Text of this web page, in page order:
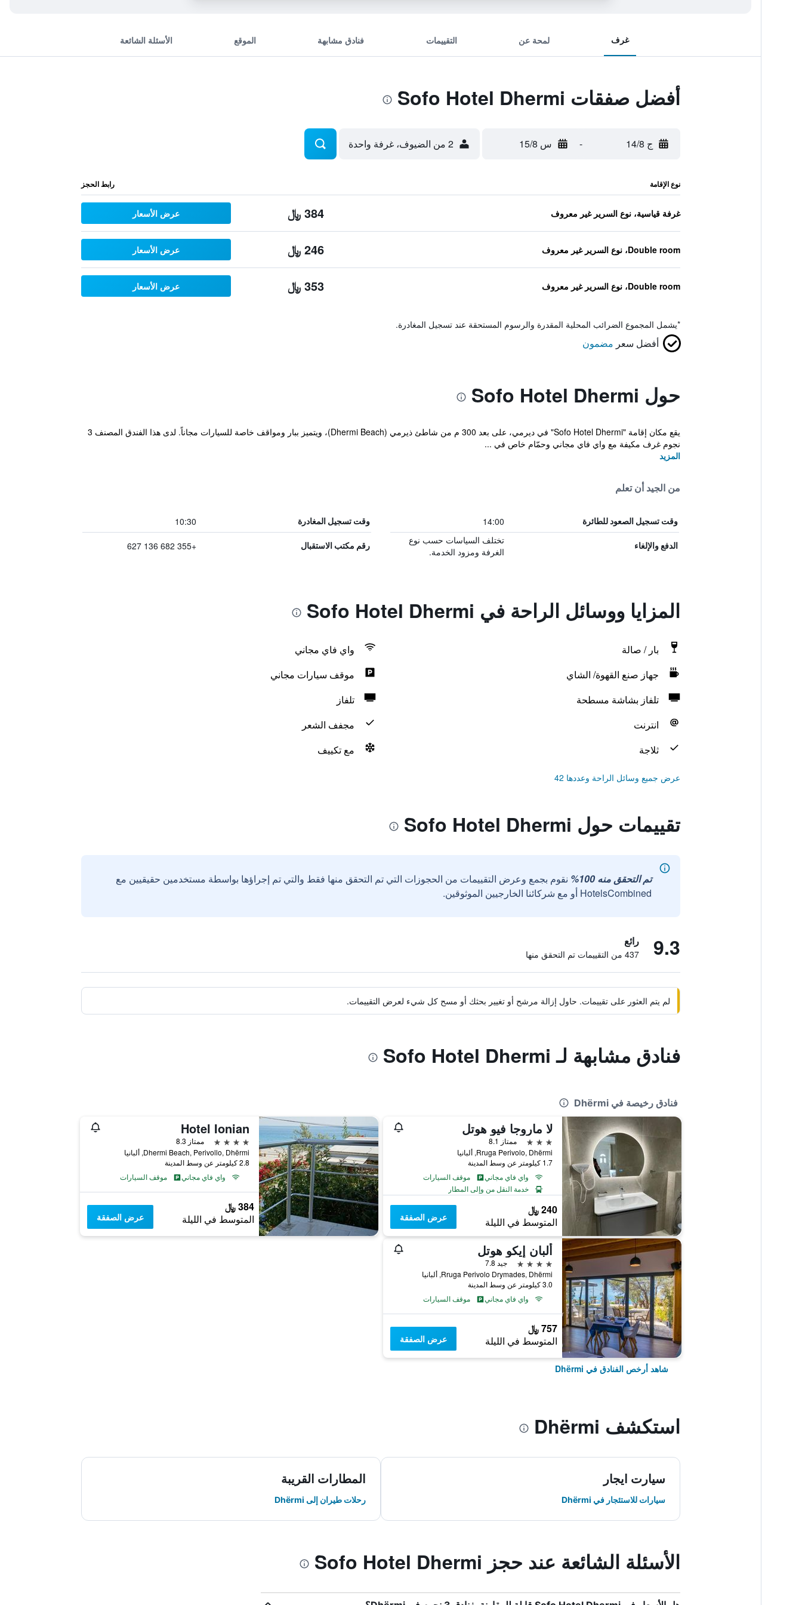
غرف لمحة عن التقييمات فنادق مشابهة الموقع الأسئلة الشائعة
أفضل صفقات Sofo Hotel Dhermi
ج 14/8 - س 15/8 2 من الضيوف، غرفة واحدة
نوع الإقامة رابط الحجز
غرفة قياسية، نوع السرير غير معروف 384 ﷼ عرض الأسعار
Double room، نوع السرير غير معروف 246 ﷼ عرض الأسعار
Double room، نوع السرير غير معروف 353 ﷼ عرض الأسعار
*يشمل المجموع الضرائب المحلية المقدرة والرسوم المستحقة عند تسجيل المغادرة.
أفضل سعر مضمون
حول Sofo Hotel Dhermi
يقع مكان إقامة "Sofo Hotel Dhermi" في ديرمي، على بعد 300 م من شاطئ ذيرمي (Dhermi Beach)، ويتميز ببار ومواقف خاصة للسيارات مجاناً. لدى هذا الفندق المصنف 3
نجوم غرف مكيفة مع واي فاي مجاني وحمّام خاص في ...
المزيد
من الجيد أن تعلم
وقت تسجيل الصعود للطائرة 14:00 وقت تسجيل المغادرة 10:30
الدفع والإلغاء
تختلف السياسات حسب نوع
الغرفة ومزود الخدمة.
رقم مكتب الاستقبال +355 682 136 627
المزايا ووسائل الراحة في Sofo Hotel Dhermi
بار / صالة
واي فاي مجاني
جهاز صنع القهوة/ الشاي
موقف سيارات مجاني
تلفاز بشاشة مسطحة
تلفاز
انترنت
مجفف الشعر
ثلاجة
مع تكييف
عرض جميع وسائل الراحة وعددها 42
تقييمات حول Sofo Hotel Dhermi
تم التحقق منه 100%
نقوم بجمع وعرض التقييمات من الحجوزات التي تم التحقق منها فقط والتي تم إجراؤها بواسطة مستخدمين حقيقيين مع
HotelsCombined أو مع شركائنا الخارجيين الموثوقين.
9.3 رائع
437 من التقييمات تم التحقق منها
لم يتم العثور على تقييمات. حاول إزالة مرشح أو تغيير بحثك أو مسح كل شيء لعرض التقييمات.
فنادق مشابهة لـ Sofo Hotel Dhermi
فنادق رخيصة في Dhërmi
لا ماروجا فيو هوتل
3 نجوم
ممتاز 8.1
Rruga Perivolo, Dhërmi, ألبانيا
1.7 كيلومتر عن وسط المدينة
واي فاي مجاني
موقف السيارات
خدمة النقل من وإلى المطار
240 ﷼
المتوسط في الليلة عرض الصفقة
Hotel Ionian
4 نجوم
ممتاز 8.3
Dhermi Beach, Perivollo, Dhërmi, ألبانيا
2.8 كيلومتر عن وسط المدينة
واي فاي مجاني
موقف السيارات
384 ﷼
المتوسط في الليلة عرض الصفقة
ألبان إيكو هوتل
4 نجوم
جيد 7.8
Rruga Perivolo Drymades, Dhërmi, ألبانيا
3.0 كيلومتر عن وسط المدينة
واي فاي مجاني
موقف السيارات
757 ﷼
المتوسط في الليلة عرض الصفقة
شاهد أرخص الفنادق في Dhërmi
استكشف Dhërmi
سيارت ايجار
سيارات للاستئجار في Dhërmi
المطارات القريبة
رحلات طيران إلى Dhërmi
الأسئلة الشائعة عند حجز Sofo Hotel Dhermi